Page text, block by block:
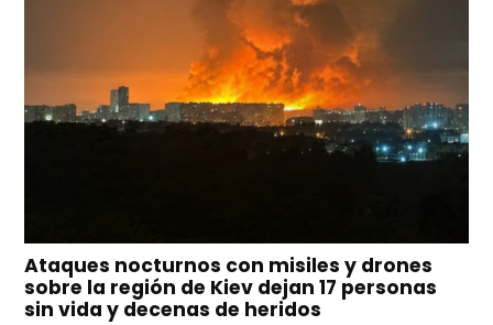
Ataques nocturnos con misiles y drones
sobre la región de Kiev dejan 17 personas
sin vida y decenas de heridos